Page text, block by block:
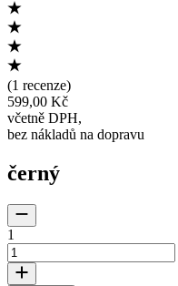
(1 recenze)
599,00 Kč
včetně DPH,
bez nákladů na dopravu
černý
1